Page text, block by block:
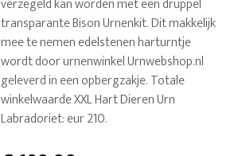
verzegeld kan worden met een druppel
transparante Bison Urnenkit. Dit makkelijk
mee te nemen edelstenen harturntje
wordt door urnenwinkel Urnwebshop.nl
geleverd in een opbergzakje. Totale
winkelwaarde XXL Hart Dieren Urn
Labradoriet: eur 210.